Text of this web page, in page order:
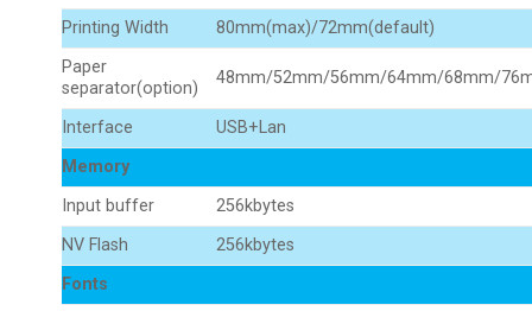
Printing Width
80mm(max)/72mm(default)
Paper
separator(option)
48mm/52mm/56mm/64mm/68mm/
Interface
USB+Lan
Memory
Input buffer
256kbytes
NV Flash
256kbytes
Fonts